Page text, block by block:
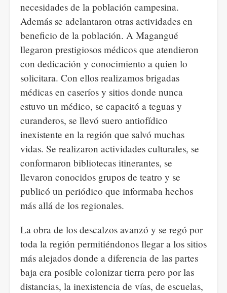
necesidades de la población campesina.
Además se adelantaron otras actividades en
beneficio de la población. A Magangué
llegaron prestigiosos médicos que atendieron
con dedicación y conocimiento a quien lo
solicitara. Con ellos realizamos brigadas
médicas en caseríos y sitios donde nunca
estuvo un médico, se capacitó a teguas y
curanderos, se llevó suero antiofídico
inexistente en la región que salvó muchas
vidas. Se realizaron actividades culturales, se
conformaron bibliotecas itinerantes, se
llevaron conocidos grupos de teatro y se
publicó un periódico que informaba hechos
más allá de los regionales.
La obra de los descalzos avanzó y se regó por
toda la región permitiéndonos llegar a los sitios
más alejados donde a diferencia de las partes
baja era posible colonizar tierra pero por las
distancias, la inexistencia de vías, de escuelas,